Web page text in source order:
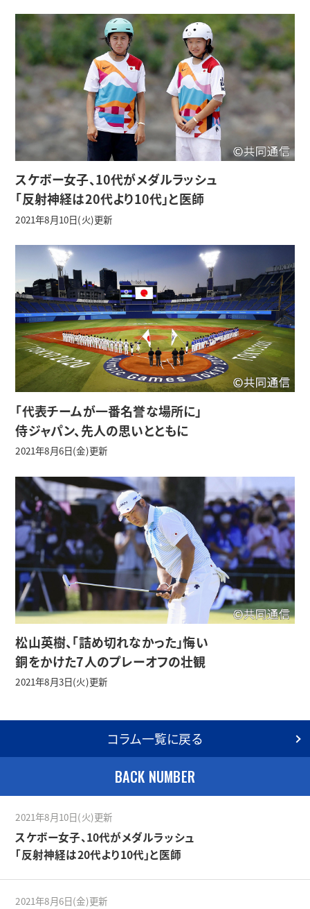
スケボー女子、10代がメダルラッシュ
「反射神経は20代より10代」と医師
2021年8月10日(火)更新
「代表チームが一番名誉な場所に」
侍ジャパン、先人の思いとともに
2021年8月6日(金)更新
松山英樹、「詰め切れなかった」悔い
銅をかけた7人のプレーオフの壮観
2021年8月3日(火)更新
コラム一覧に戻る
BACK NUMBER
2021年8月10日(火)更新
スケボー女子、10代がメダルラッシュ
「反射神経は20代より10代」と医師
2021年8月6日(金)更新